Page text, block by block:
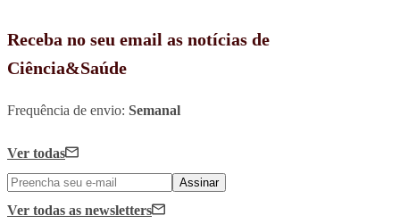
Receba no seu email as notícias de
Ciência&Saúde
Frequência de envio: Semanal
Ver todas
Assinar
Ver todas as newsletters